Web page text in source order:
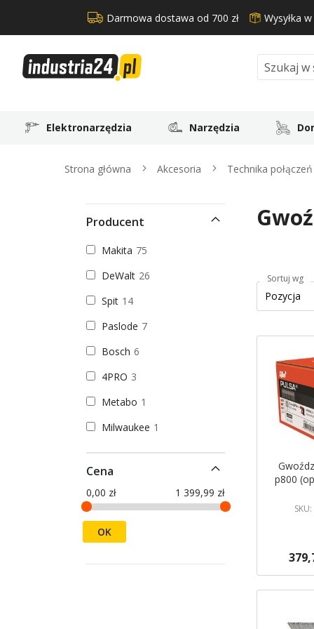
Darmowa dostawa od 700 zł Wysyłka
Search
Elektronarzędzia Narzędzia
Strona główna Akcesoria Technika połączeń
Sortuj wg
p800
Producent
Makita 75
DeWalt 26
Spit 14
Paslode 7
Bosch 6
4PRO 3
Metabo 1
Milwaukee 1
Cena
0,00 zł 1 399,99 zł
OK